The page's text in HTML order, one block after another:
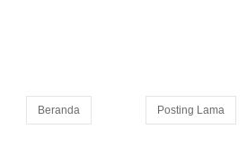
Posting Lama
Beranda